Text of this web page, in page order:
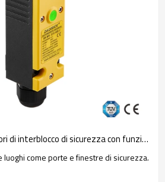
DK-OX-W3｜Interruttori di interblocco di sicurezza con funzione di blocco｜DADISICK
come porte e finestre di sicurezza.